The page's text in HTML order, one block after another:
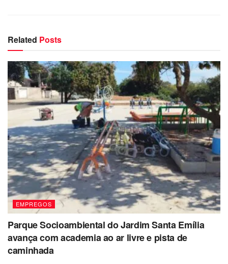
Related Posts
EMPREGOS
Parque Socioambiental do Jardim Santa Emília
avança com academia ao ar livre e pista de
caminhada